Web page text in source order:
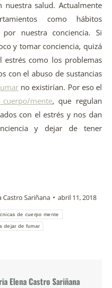
nuestra salud. Actualmente
como hábitos
nuestra conciencia. Si
y tomar conciencia, quizá
estrés como los problemas
con el abuso de sustancias
no existirían. Por eso el
cuerpo/mente, que regulan
con el estrés y nos dan
y dejar de tener
Castro Sariñana
abril 11, 2018
de cuerpo mente
dejar de fumar
Elena Castro Sariñana